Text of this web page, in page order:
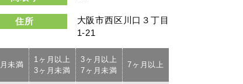
住所
大阪市西区川口３丁目
1-21
未満
1ヶ月以上
3ヶ月未満
3ヶ月以上
7ヶ月未満
7ヶ月以上